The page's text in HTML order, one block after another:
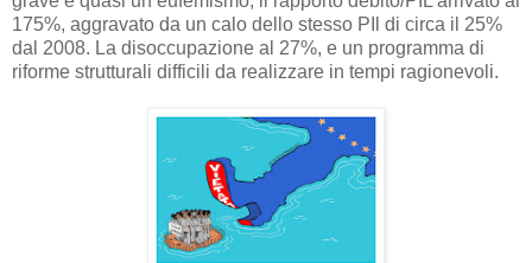
175%, aggravato da un calo dello stesso PIl di circa il 25%
dal 2008. La disoccupazione al 27%, e un programma di
riforme strutturali difficili da realizzare in tempi ragionevoli.